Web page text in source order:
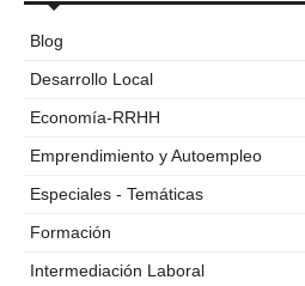
Blog
Desarrollo Local
Economía-RRHH
Emprendimiento y Autoempleo
Especiales - Temáticas
Formación
Intermediación Laboral